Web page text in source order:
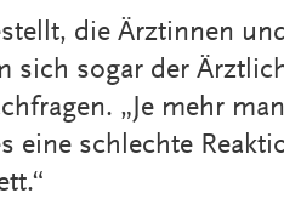
die Ärztinnen
sich sogar der
„Je mehr
schlechte